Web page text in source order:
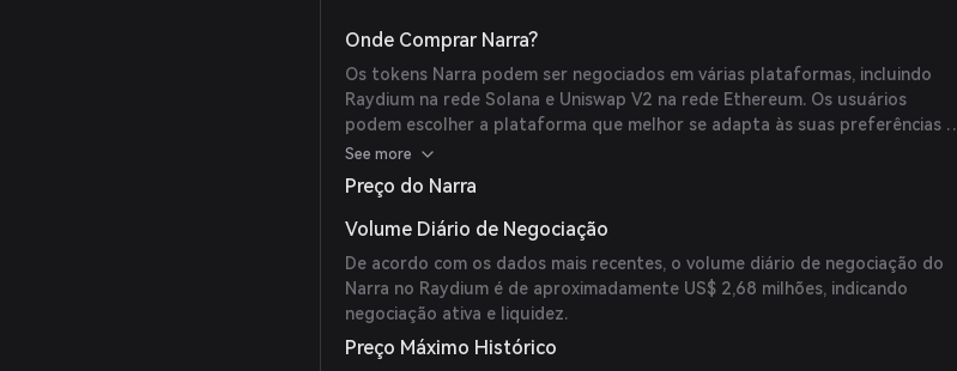
Onde Comprar Narra?
Os tokens Narra podem ser negociados em várias plataformas, incluindo
Raydium na rede Solana e Uniswap V2 na rede Ethereum. Os usuários
podem escolher a plataforma que melhor se adapta às suas preferências e
necessidades.
See more
Preço do Narra
Volume Diário de Negociação
De acordo com os dados mais recentes, o volume diário de negociação do
Narra no Raydium é de aproximadamente US$ 2,68 milhões, indicando
negociação ativa e liquidez.
Preço Máximo Histórico